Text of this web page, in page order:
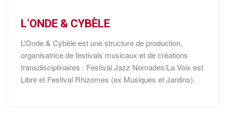
L’ONDE & CYBÈLE
L’Onde & Cybèle est une structure de production,
organisatrice de festivals musicaux et de créations
transdisciplinaires : Festival Jazz Nomades/La Voix est
Libre et Festival Rhizomes (ex Musiques et Jardins).